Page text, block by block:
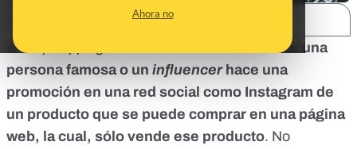
Ahora no
El es un método mediante el cual una
persona famosa o un influencer hace una
promoción en una red social como Instagram de
un producto que se puede comprar en una página
web, la cual, sólo vende ese producto. No